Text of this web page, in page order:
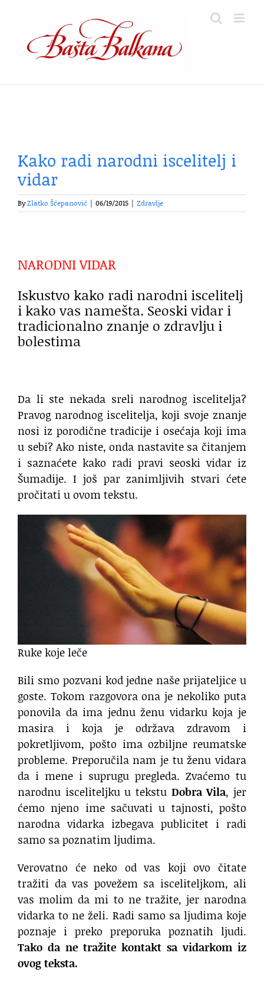
content
Kako radi narodni iscelitelj i
vidar
ByZlatko Šćepanović 06/19/2015 Zdravlje
NARODNI VIDAR
Iskustvo kako radi narodni iscelitelj
i kako vas namešta. Seoski vidar i
tradicionalno znanje o zdravlju i
bolestima
Da li ste nekada sreli narodnog iscelitelja?
Pravog narodnog iscelitelja, koji svoje znanje
nosi iz porodične tradicije i osećaja koji ima
u sebi? Ako niste, onda nastavite sa čitanjem
i saznaćete kako radi pravi seoski vidar iz
Šumadije. I još par zanimljivih stvari ćete
pročitati u ovom tekstu.
Ruke koje leče
Bili smo pozvani kod jedne naše prijateljice u
goste. Tokom razgovora ona je nekoliko puta
ponovila da ima jednu ženu vidarku koja je
masira i koja je održava zdravom i
pokretljivom, pošto ima ozbiljne reumatske
probleme. Preporučila nam je tu ženu vidara
da i mene i suprugu pregleda. Zvaćemo tu
narodnu isceliteljku u tekstu Dobra Vila, jer
ćemo njeno ime sačuvati u tajnosti, pošto
narodna vidarka izbegava publicitet i radi
samo sa poznatim ljudima.
Verovatno će neko od vas koji ovo čitate
tražiti da vas povežem sa isceliteljkom, ali
vas molim da mi to ne tražite, jer narodna
vidarka to ne želi. Radi samo sa ljudima koje
poznaje i preko preporuka poznatih ljudi.
Tako da ne tražite kontakt sa vidarkom iz
ovog teksta.